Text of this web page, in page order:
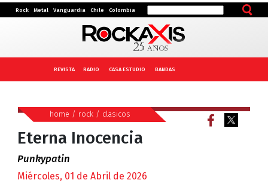
Rock Metal Vanguardia Chile Colombia
REVISTA RADIO CASA ESTUDIO BANDAS
home / rock / clasicos
Eterna Inocencia
Punkypatin
Miércoles, 01 de Abril de 2026